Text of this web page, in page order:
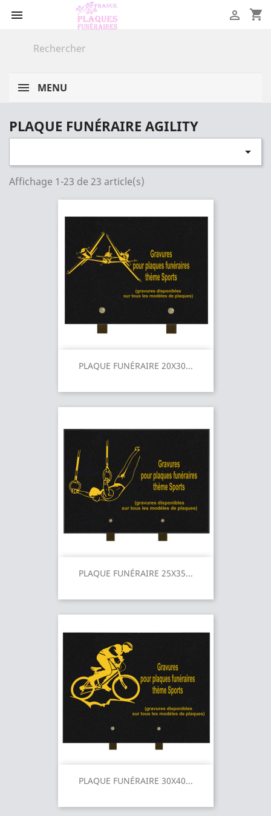
 shopping_cart

MENU
PLAQUE FUNÉRAIRE AGILITY

Affichage 1-23 de 23 article(s)
PLAQUE FUNÉRAIRE 20X30...
PLAQUE FUNÉRAIRE 25X35...
PLAQUE FUNÉRAIRE 30X40...